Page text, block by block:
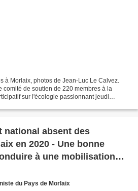
à Morlaix, photos de Jean-Luc Le Calvez.
comité de soutien de 220 membres à la
sur l'écologie passionnant jeudi
national absent des
en 2020 - Une bonne
à une mobilisation
du Pays de Morlaix